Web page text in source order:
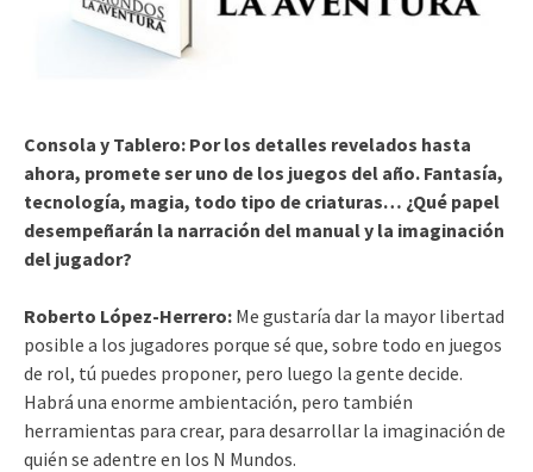
Consola y Tablero: Por los detalles revelados hasta
ahora, promete ser uno de los juegos del año. Fantasía,
tecnología, magia, todo tipo de criaturas… ¿Qué papel
desempeñarán la narración del manual y la imaginación
del jugador?
Roberto López-Herrero: Me gustaría dar la mayor libertad
posible a los jugadores porque sé que, sobre todo en juegos
de rol, tú puedes proponer, pero luego la gente decide.
Habrá una enorme ambientación, pero también
herramientas para crear, para desarrollar la imaginación de
quién se adentre en los N Mundos.